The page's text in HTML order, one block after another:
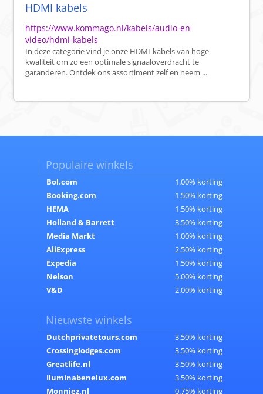
HDMI kabels
https://www.kommago.nl/kabels/audio-en-
video/hdmi-kabels
In deze categorie vind je onze HDMI-kabels van hoge
kwaliteit om zo een optimale signaaloverdracht te
garanderen. Ontdek ons assortiment zelf en neem ...
Populaire winkels
Bol.com
1.00% korting
Booking.com
1.50% korting
HEMA
1.50% korting
Holland & Barrett
3.50% korting
Media Markt
1.00% korting
AliExpress
2.50% korting
Expedia
1.50% korting
Nelson
5.00% korting
V&D
2.00% korting
Nieuwste winkels
Dutchprivatetours.com
3.50% korting
Crossinglodges.com
3.50% korting
Greatlife.nl
3.50% korting
Iluminabenelux.com
3.50% korting
Monniez.nl
0.75% korting